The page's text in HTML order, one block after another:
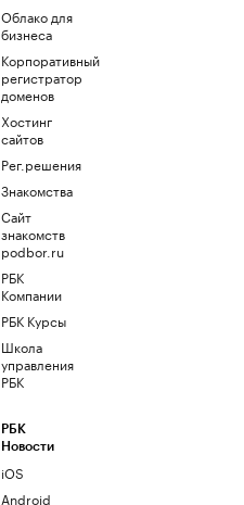
Облако для
бизнеса
Корпоративный
регистратор
доменов
Хостинг
сайтов
Рег.решения
Знакомства
Сайт
знакомств
podbor.ru
РБК
Компании
РБК Курсы
Школа
управления
РБК
РБК
Новости
iOS
Android